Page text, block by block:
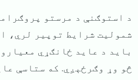
د استوګنې د مرستو
شمولیت شرایط توپیر لري،
باید د عاید ځانګړي
څو وړ وګرځېږي. که ستاسې